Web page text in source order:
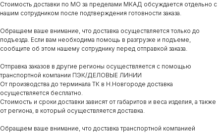
Стоимость доставки по МО за пределами МКАД обсуждается отдельно с
нашим сотрудником после подтверждения готовности заказа.
Обращаем ваше внимание, что доставка осуществляется только до
подъезда. Если вам необходима помощь в разгрузке и подъеме,
сообщите об этом нашему сотруднику перед отправкой заказа.
Отправка заказов в другие регионы осуществляется с помощью
транспортной компании ПЭК/ДЕЛОВЫЕ ЛИНИИ
От производства до терминала ТК в Н.Новгороде доставка
осуществляется бесплатно.
Стоимость и сроки доставки зависят от габаритов и веса изделия, а также
от региона, в который осуществляется доставка.
Обращаем ваше внимание, что доставка транспортной компанией